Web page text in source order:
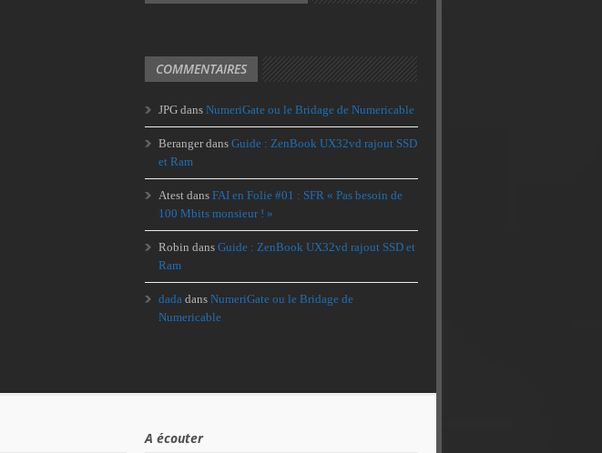
COMMENTAIRES
JPG dans NumeriGate ou le Bridage de Numericable
Berangerdans Guide : ZenBook UX32vd rajout SSD
et Ram
Atest dans FAI en Folie #01 : SFR « Pas besoin de
100 Mbits monsieur ! »
Robin dans Guide : ZenBook UX32vd rajout SSD et
Ram
dada dans NumeriGate ou le Bridage de
Numericable
A écouter